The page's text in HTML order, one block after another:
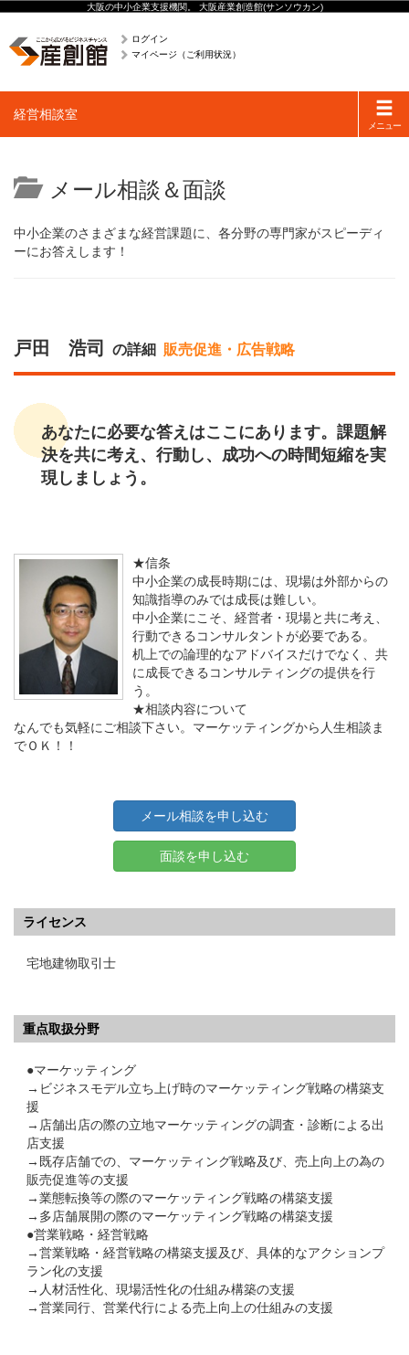
大阪の中小企業支援機関。 大阪産業創造館(サンソウカン)
ログイン
マイページ（ご利用状況）
Toggle
メニュー
経営相談室
メール相談＆面談
中小企業のさまざまな経営課題に、各分野の専門家がスピーディ
ーにお答えします！
戸田 浩司 の詳細 販売促進・広告戦略
あなたに必要な答えはここにあります。課題解
決を共に考え、行動し、成功への時間短縮を実
現しましょう。
★信条
中小企業の成長時期には、現場は外部からの
知識指導のみでは成長は難しい。
中小企業にこそ、経営者・現場と共に考え、
行動できるコンサルタントが必要である。
机上での論理的なアドバイスだけでなく、共
に成長できるコンサルティングの提供を行
う。
★相談内容について
なんでも気軽にご相談下さい。マーケッティングから人生相談ま
でＯＫ！！
メール相談を申し込む
面談を申し込む
ライセンス
宅地建物取引士
重点取扱分野
●マーケッティング
→ビジネスモデル立ち上げ時のマーケッティング戦略の構築支
援
→店舗出店の際の立地マーケッティングの調査・診断による出
店支援
→既存店舗での、マーケッティング戦略及び、売上向上の為の
販売促進等の支援
→業態転換等の際のマーケッティング戦略の構築支援
→多店舗展開の際のマーケッティング戦略の構築支援
●営業戦略・経営戦略
→営業戦略・経営戦略の構築支援及び、具体的なアクションプ
ラン化の支援
→人材活性化、現場活性化の仕組み構築の支援
→営業同行、営業代行による売上向上の仕組みの支援